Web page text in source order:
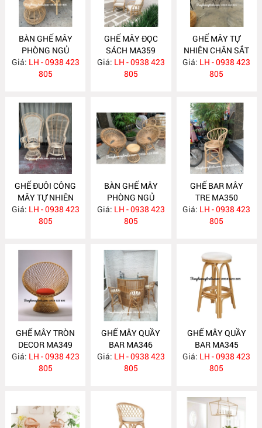
BÀN GHẾ MÂY
PHÒNG NGỦ
MA360
Giá: LH - 0938 423
805
GHẾ MÂY ĐỌC
SÁCH MA359
Giá: LH - 0938 423
805
GHẾ MÂY TỰ
NHIÊN CHÂN SẮT
MA358
Giá: LH - 0938 423
805
GHẾ ĐUÔI CÔNG
MÂY TỰ NHIÊN
MA357
Giá: LH - 0938 423
805
BÀN GHẾ MÂY
PHÒNG NGỦ
MA352
Giá: LH - 0938 423
805
GHẾ BAR MÂY
TRE MA350
Giá: LH - 0938 423
805
GHẾ MÂY TRÒN
DECOR MA349
Giá: LH - 0938 423
805
GHẾ MÂY QUẦY
BAR MA346
Giá: LH - 0938 423
805
GHẾ MÂY QUẦY
BAR MA345
Giá: LH - 0938 423
805